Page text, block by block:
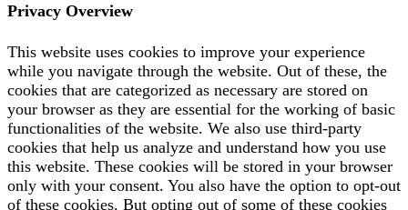
Privacy Overview
This website uses cookies to improve your experience
while you navigate through the website. Out of these, the
cookies that are categorized as necessary are stored on
your browser as they are essential for the working of basic
functionalities of the website. We also use third-party
cookies that help us analyze and understand how you use
this website. These cookies will be stored in your browser
only with your consent. You also have the option to opt-out
of these cookies. But opting out of some of these cookies